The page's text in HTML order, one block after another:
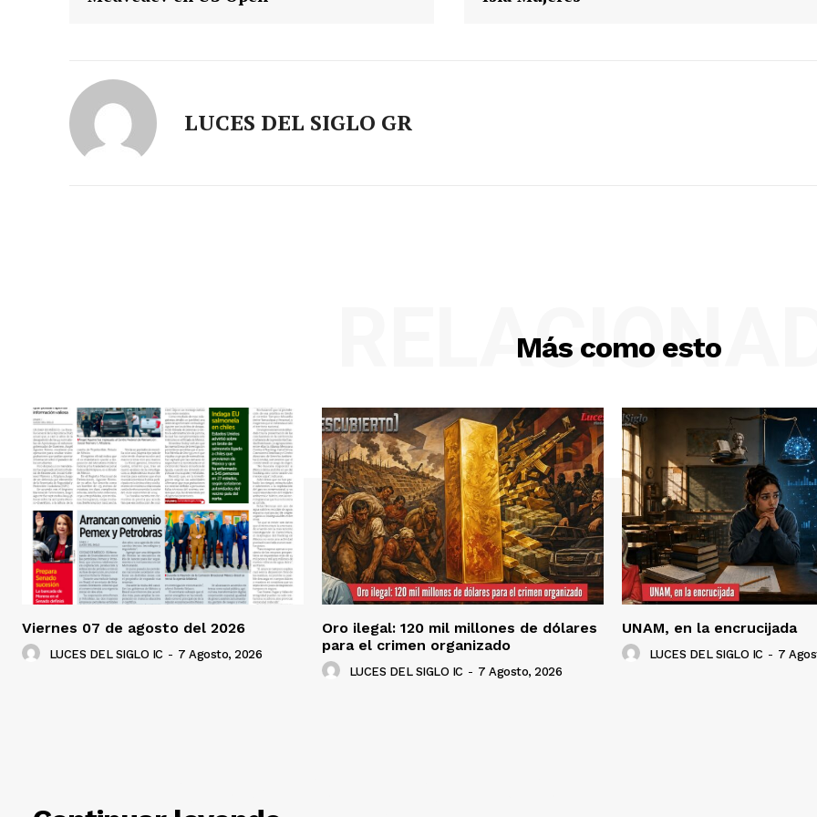
LUCES DEL SIGLO GR
Más como esto
Viernes 07 de agosto del 2026
LUCES DEL SIGLO IC - 7 Agosto, 2026
Oro ilegal: 120 mil millones de dólares
para el crimen organizado
LUCES DEL SIGLO IC - 7 Agosto, 2026
UNAM, en la encrucijada
LUCES DEL SIGLO IC - 7